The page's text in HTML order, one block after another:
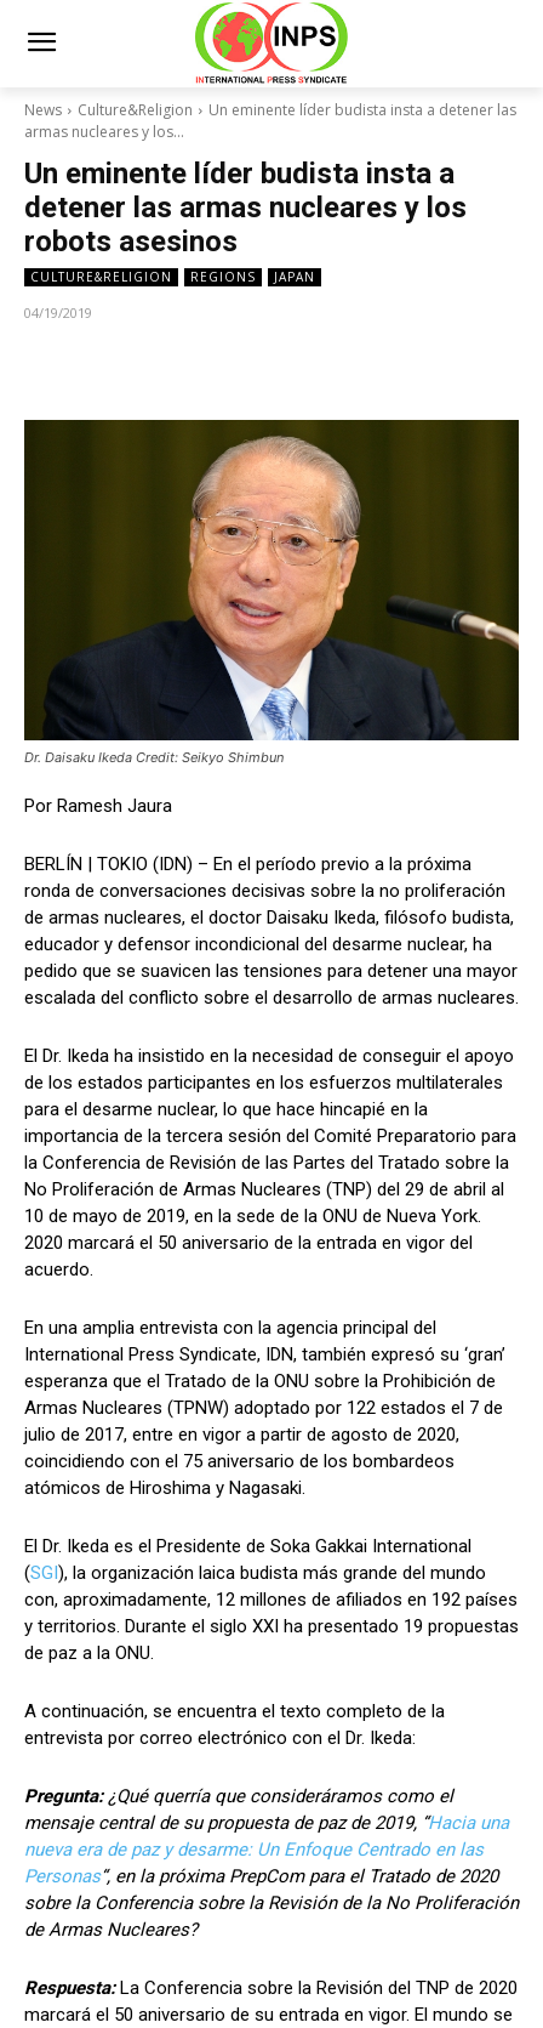
News Culture&Religion
Un eminente líder budista insta a detener las
armas nucleares y los...
Un eminente líder budista insta a
detener las armas nucleares y los
robots asesinos
CULTURE&RELIGION REGIONS JAPAN
04/19/2019
Dr. Daisaku Ikeda Credit: Seikyo Shimbun
Por Ramesh Jaura
BERLÍN | TOKIO (IDN) – En el período previo a la próxima
ronda de conversaciones decisivas sobre la no proliferación
de armas nucleares, el doctor Daisaku Ikeda, filósofo budista,
educador y defensor incondicional del desarme nuclear, ha
pedido que se suavicen las tensiones para detener una mayor
escalada del conflicto sobre el desarrollo de armas nucleares.
El Dr. Ikeda ha insistido en la necesidad de conseguir el apoyo
de los estados participantes en los esfuerzos multilaterales
para el desarme nuclear, lo que hace hincapié en la
importancia de la tercera sesión del Comité Preparatorio para
la Conferencia de Revisión de las Partes del Tratado sobre la
No Proliferación de Armas Nucleares (TNP) del 29 de abril al
10 de mayo de 2019, en la sede de la ONU de Nueva York.
2020 marcará el 50 aniversario de la entrada en vigor del
acuerdo.
En una amplia entrevista con la agencia principal del
International Press Syndicate, IDN, también expresó su ‘gran’
esperanza que el Tratado de la ONU sobre la Prohibición de
Armas Nucleares (TPNW) adoptado por 122 estados el 7 de
julio de 2017, entre en vigor a partir de agosto de 2020,
coincidiendo con el 75 aniversario de los bombardeos
atómicos de Hiroshima y Nagasaki.
El Dr. Ikeda es el Presidente de Soka Gakkai International
(SGI), la organización laica budista más grande del mundo
con, aproximadamente, 12 millones de afiliados en 192 países
y territorios. Durante el siglo XXI ha presentado 19 propuestas
de paz a la ONU.
A continuación, se encuentra el texto completo de la
entrevista por correo electrónico con el Dr. Ikeda:
Pregunta:¿Qué querría que consideráramos como el
mensaje central de su propuesta de paz de 2019, “Hacia una
nueva era de paz y desarme:Un Enfoque Centrado en las
Personas“, en la próxima PrepCom para el Tratado de 2020
sobre la Conferencia sobre la Revisión de la No Proliferación
de Armas Nucleares?
Respuesta:La Conferencia sobre la Revisión del TNP de 2020
marcará el 50 aniversario de su entrada en vigor. El mundo se